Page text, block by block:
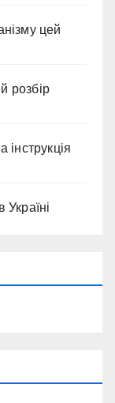
цей
розбір
інструкція